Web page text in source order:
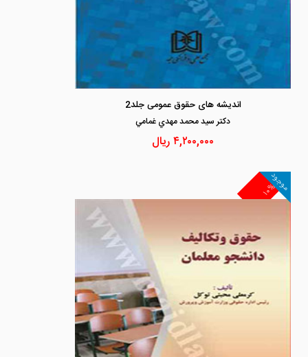
اندیشه های حقوق عمومی جلد2
دكتر سيد محمد مهدي غمامي
۴,۲۰۰,۰۰۰ریال
۱۰%
موجود